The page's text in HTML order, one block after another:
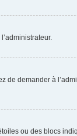
demander à
ou des blocs